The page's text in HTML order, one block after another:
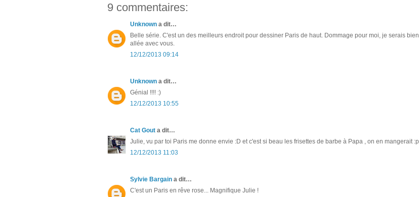
9 commentaires:
Unknown a dit…
Belle série. C'est un des meilleurs endroit pour dessiner Paris de haut. Dommage pour moi, je serais bien
allée avec vous.
12/12/2013 09:14
Unknown a dit…
Génial !!!! :)
12/12/2013 10:55
Cat Gout a dit…
Julie, vu par toi Paris me donne envie :D et c'est si beau les frisettes de barbe à Papa , on en mangerait :p
12/12/2013 11:03
Sylvie Bargain a dit…
C'est un Paris en rêve rose... Magnifique Julie !